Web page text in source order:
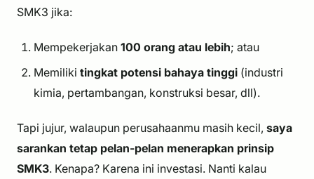
SMK3 jika:
Mempekerjakan 100 orang atau lebih; atau
Memiliki tingkat potensi bahaya tinggi (industri
kimia, pertambangan, konstruksi besar, dll).
Tapi jujur, walaupun perusahaanmu masih kecil, saya
sarankan tetap pelan-pelan menerapkan prinsip
SMK3. Kenapa? Karena ini investasi. Nanti kalau